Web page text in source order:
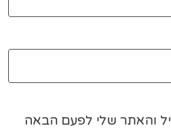
והאתר שלי לפעם הבאה